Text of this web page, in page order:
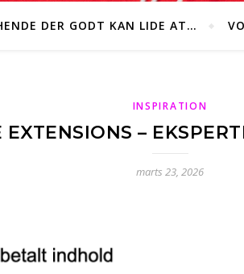
DER GODT KAN LIDE AT…
INSPIRATION
–
marts 23, 2026